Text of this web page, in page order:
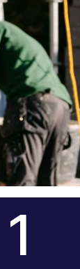
1